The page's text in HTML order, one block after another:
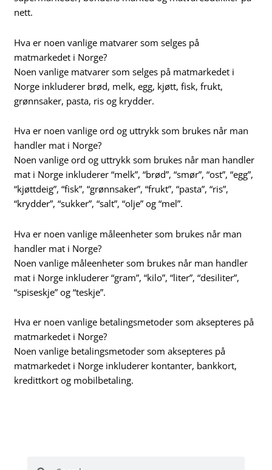
nett.
Hva er noen vanlige matvarer som selges på
matmarkedet i Norge?
Noen vanlige matvarer som selges på matmarkedet i
Norge inkluderer brød, melk, egg, kjøtt, fisk, frukt,
grønnsaker, pasta, ris og krydder.
Hva er noen vanlige ord og uttrykk som brukes når man
handler mat i Norge?
Noen vanlige ord og uttrykk som brukes når man handler
mat i Norge inkluderer “melk”, “brød”, “smør”, “ost”, “egg”,
“kjøttdeig”, “fisk”, “grønnsaker”, “frukt”, “pasta”, “ris”,
“krydder”, “sukker”, “salt”, “olje” og “mel”.
Hva er noen vanlige måleenheter som brukes når man
handler mat i Norge?
Noen vanlige måleenheter som brukes når man handler
mat i Norge inkluderer “gram”, “kilo”, “liter”, “desiliter”,
“spiseskje” og “teskje”.
Hva er noen vanlige betalingsmetoder som aksepteres på
matmarkedet i Norge?
Noen vanlige betalingsmetoder som aksepteres på
matmarkedet i Norge inkluderer kontanter, bankkort,
kredittkort og mobilbetaling.